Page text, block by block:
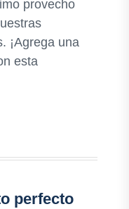
provecho
¡Agrega una
esta
perfecto